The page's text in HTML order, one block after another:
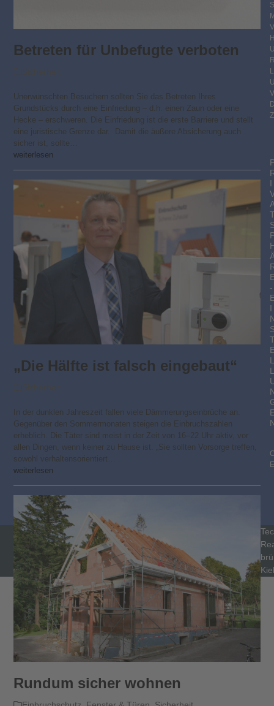
Betreten für Unbefugte verboten
Unerwünschten Besuchern sollten Sie das Betreten Ihres
Grundstücks durch eine Einfriedung – d.h. einen Zaun oder eine
Hecke – erschweren. Die Einfriedung ist die erste Barriere und stellt
eine juristische Grenze dar. Damit die äußere Absicherung auch
sicher ist, sollte…
weiterlesen
„Die Hälfte ist falsch eingebaut“
In der dunklen Jahreszeit fallen viele Dämmerungseinbrüche an.
Gegenüber den Sommermonaten steigen die Einbruchszahlen
erheblich. Die Täter sind meist in der Zeit von 16–22 Uhr aktiv, vor
allen Dingen, wenn keiner zu Hause ist. „Sie sollten Vorsorge treffen,
sowohl verhaltensorientiert…
weiterlesen
Rundum sicher wohnen
I
-
I
L
L
Kiel